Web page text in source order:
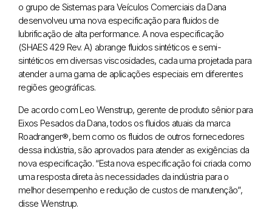
o grupo de Sistemas para Veículos Comerciais da Dana
desenvolveu uma nova especificação para fluidos de
lubrificação de alta performance. A nova especificação
(SHAES 429 Rev. A) abrange fluidos sintéticos e semi-
sintéticos em diversas viscosidades, cada uma projetada para
atender a uma gama de aplicações especiais em diferentes
regiões geográficas.
De acordo com Leo Wenstrup, gerente de produto sênior para
Eixos Pesados da Dana, todos os fluidos atuais da marca
Roadranger®, bem como os fluidos de outros fornecedores
dessa indústria, são aprovados para atender as exigências da
nova especificação. “Esta nova especificação foi criada como
uma resposta direta às necessidades da indústria para o
melhor desempenho e redução de custos de manutenção”,
disse Wenstrup.